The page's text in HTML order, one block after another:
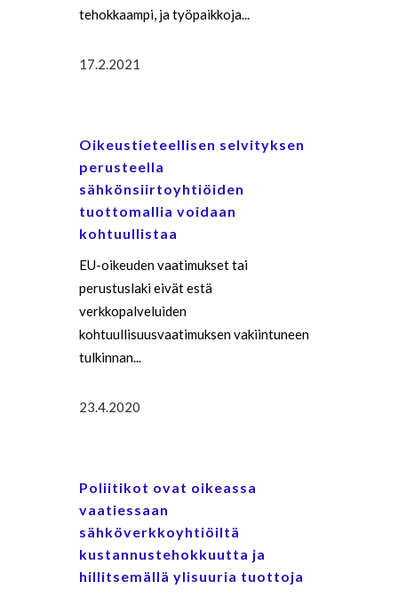
tehokkaampi, ja työpaikkoja...
17.2.2021
Oikeustieteellisen selvityksen
perusteella
sähkönsiirtoyhtiöiden
tuottomallia voidaan
kohtuullistaa
EU-oikeuden vaatimukset tai
perustuslaki eivät estä
verkkopalveluiden
kohtuullisuusvaatimuksen vakiintuneen
tulkinnan...
23.4.2020
Poliitikot ovat oikeassa
vaatiessaan
sähköverkkoyhtiöiltä
kustannustehokkuutta ja
hillitsemällä ylisuuria tuottoja